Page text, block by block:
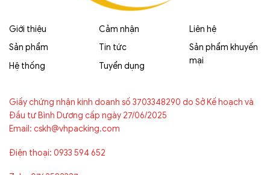
Giới thiệu
Sản phẩm
Hệ thống
Cảm nhận
Tin tức
Tuyển dụng
Liên hệ
Sản phẩm khuyến
mại
Giấy chứng nhận kinh doanh số 3703348290 do Sở Kế hoạch và
Đầu tư Bình Dương cấp ngày 27/06/2025
Email: cskh@vhpacking.com
Điện thoại: 0933 594 652